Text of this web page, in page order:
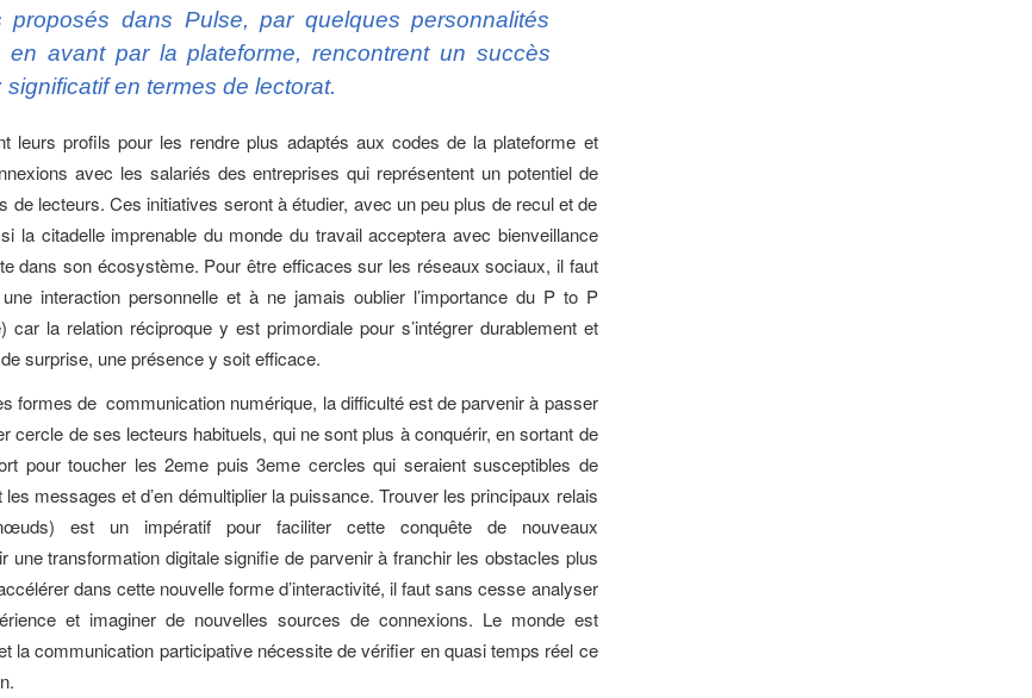
proposés dans Pulse, par quelques personnalités
en avant par la plateforme, rencontrent un succès
significatif en termes de lectorat.
leurs profils pour les rendre plus adaptés aux codes de la plateforme et
avec les salariés des entreprises qui représentent un potentiel de
de lecteurs. Ces initiatives seront à étudier, avec un peu plus de recul et de
la citadelle imprenable du monde du travail acceptera avec bienveillance
dans son écosystème. Pour être efficaces sur les réseaux sociaux, il faut
interaction personnelle et à ne jamais oublier l’importance du P to P
car la relation réciproque y est primordiale pour s’intégrer durablement et
surprise, une présence y soit efficace.
formes de communication numérique, la difficulté est de parvenir à passer
cercle de ses lecteurs habituels, qui ne sont plus à conquérir, en sortant de
pour toucher les 2eme puis 3eme cercles qui seraient susceptibles de
messages et d’en démultiplier la puissance. Trouver les principaux relais
est un impératif pour faciliter cette conquête de nouveaux
une transformation digitale signifie de parvenir à franchir les obstacles plus
dans cette nouvelle forme d’interactivité, il faut sans cesse analyser
et imaginer de nouvelles sources de connexions. Le monde est
la communication participative nécessite de vérifier en quasi temps réel ce